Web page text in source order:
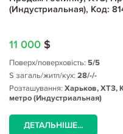
(Индустриальная), Код:
11 000 $
Поверх/поверховість: 5/5
S загаль/житл/кух: 28/-/-
Розташування: Харьков, ХТЗ,
метро (Индустриальная)
ДЕТАЛЬНІШЕ...